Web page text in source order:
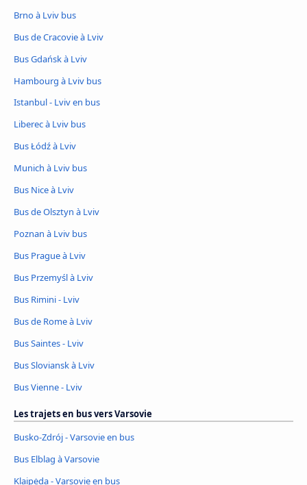
Brno à Lviv bus
Bus de Cracovie à Lviv
Bus Gdańsk à Lviv
Hambourg à Lviv bus
Istanbul - Lviv en bus
Liberec à Lviv bus
Bus Łódź à Lviv
Munich à Lviv bus
Bus Nice à Lviv
Bus de Olsztyn à Lviv
Poznan à Lviv bus
Bus Prague à Lviv
Bus Przemyśl à Lviv
Bus Rimini - Lviv
Bus de Rome à Lviv
Bus Saintes - Lviv
Bus Sloviansk à Lviv
Bus Vienne - Lviv
Les trajets en bus vers Varsovie
Busko-Zdrój - Varsovie en bus
Bus Elblag à Varsovie
Klaipėda - Varsovie en bus